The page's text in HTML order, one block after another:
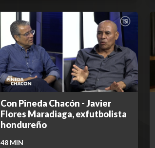
Con Pineda Chacón - Javier
Flores Maradiaga, exfutbolista
hondureño
48 MIN